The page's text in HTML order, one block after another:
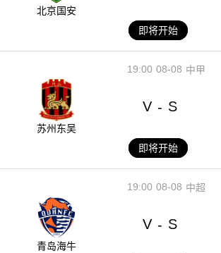
北京国安
即将开始
08-08
19:00 中甲
苏州东吴
V - S
即将开始
08-08
19:00 中超
青岛海牛
V - S